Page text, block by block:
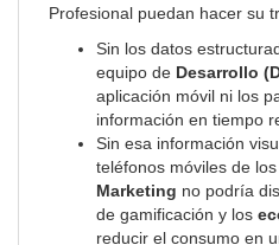
Profesional puedan hacer su
Sin los datos
equipo de Desarrollo
aplicación móvil ni los
información en tiempo
Sin esa información
teléfonos móviles de
Marketing no podría
de gamificación y los
reducir el consumo en